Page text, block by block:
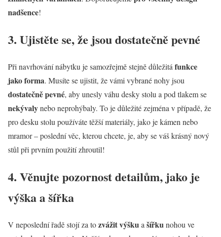
nadšence!
3. Ujistěte se, že jsou dostatečně pevné
Při navrhování nábytku je samozřejmě stejně důležitáfunkce
jako forma. Musíte se ujistit, že vámi vybrané nohy jsou
dostatečně pevné, aby unesly váhu desky stolu a pod tlakem se
nekývalynebo neprohýbaly. To je důležité zejména v případě, že
pro desku stolu používáte těžší materiály, jako je kámen nebo
mramor – poslední věc, kterou chcete, je, aby se váš krásný nový
stůl při prvním použití zhroutil!
4. Věnujte pozornost detailům, jako je
výška a šířka
V neposlední řadě stojí za tozvážitvýškua šířkunohou ve